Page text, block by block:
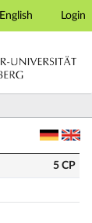
English Login
5 CP